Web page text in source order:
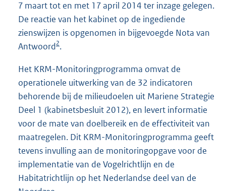
7 maart tot en met 17 april 2014 ter inzage gelegen.
De reactie van het kabinet op de ingediende
zienswijzen is opgenomen in bijgevoegde Nota van
Antwoord2.
Het KRM-Monitoringprogramma omvat de
operationele uitwerking van de 32 indicatoren
behorende bij de milieudoelen uit Mariene Strategie
Deel 1 (kabinetsbesluit 2012), en levert informatie
voor de mate van doelbereik en de effectiviteit van
maatregelen. Dit KRM-Monitoringprogramma geeft
tevens invulling aan de monitoringopgave voor de
implementatie van de Vogelrichtlijn en de
Habitatrichtlijn op het Nederlandse deel van de